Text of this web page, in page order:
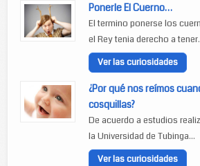
Ponerle El Cuerno…
El termino ponerse los
el Rey tenia derecho a
Ver las curiosidades
¿Por qué nos reímos
cosquillas?
De acuerdo a estudios
la Universidad de Tubinga...
Ver las curiosidades